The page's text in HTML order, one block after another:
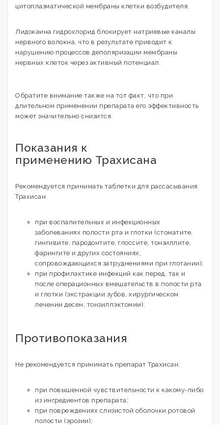
цитоплазматической мембраны клетки возбудителя.
Лидокаина гидрохлорид блокирует натриевые каналы
нервного волокна, что в результате приводит к
нарушению процессов деполяризации мембраны
нервных клеток через активный потенциал.
Обратите внимание также на тот факт, что при
длительном применении препарата его эффективность
может значительно снизится.
Показания к
применению Трахисана
Рекомендуется принимать таблетки для рассасывания
Трахисан:
при воспалительных и инфекционных
заболеваниях полости рта и глотки (стоматите,
гингивите, пародонтите, глоссите, тонзиллите,
фарингите и других состояниях,
сопровождающихся затруднениями при глотании);
при профилактике инфекций как перед, так и
после операционных вмешательств в полости рта
и глотки (экстракции зубов, хирургическом
лечении десен, тонзиллэктомии).
Противопоказания
Не рекомендуется принимать препарат Трахисан:
при повышенной чувствительности к какому-либо
из ингредиентов препарата;
при повреждениях слизистой оболочки ротовой
полости (эрозии);